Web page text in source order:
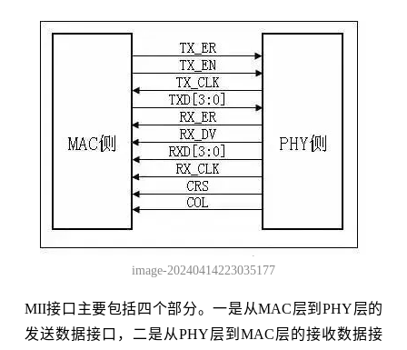
image-20240414223035177
MII接口主要包括四个部分。一是从MAC层到PHY层的
发送数据接口，二是从PHY层到MAC层的接收数据接